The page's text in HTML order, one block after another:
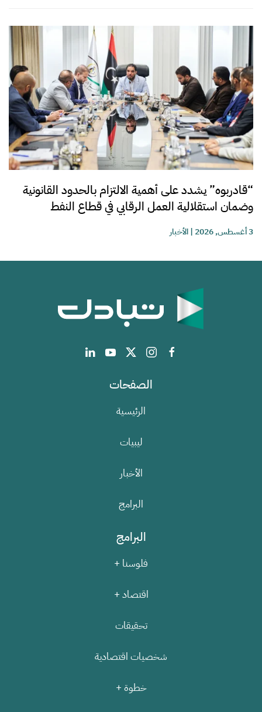
“قادربوه” يشدد على أهمية الالتزام بالحدود القانونية
وضمان استقلالية العمل الرقابي في قطاع النفط
3 أغسطس, 2026 |الأخبار
الصفحات
الرئيسية
ليبيات
الأخبار
البرامج
البرامج
فلوسنا +
اقتصاد +
تحقيقات
شخصيات اقتصادية
خطوة +